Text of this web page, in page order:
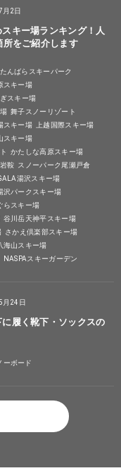
2日
キー場ランキング！人
所をご紹介します
たんばらスキーパーク
スキー場
スキー場
舞子スノーリゾート
スキー場 上越国際スキー場
スキー場
かたしな高原スキー場
鞍 スノーパーク尾瀬戸倉
湯沢スキー場
沢パークスキー場
らスキー場
谷川岳天神平スキー場
さかえ倶楽部スキー場
海山スキー場
NASPAスキーガーデン
月24日
履く靴下・ソックスの
ーボード